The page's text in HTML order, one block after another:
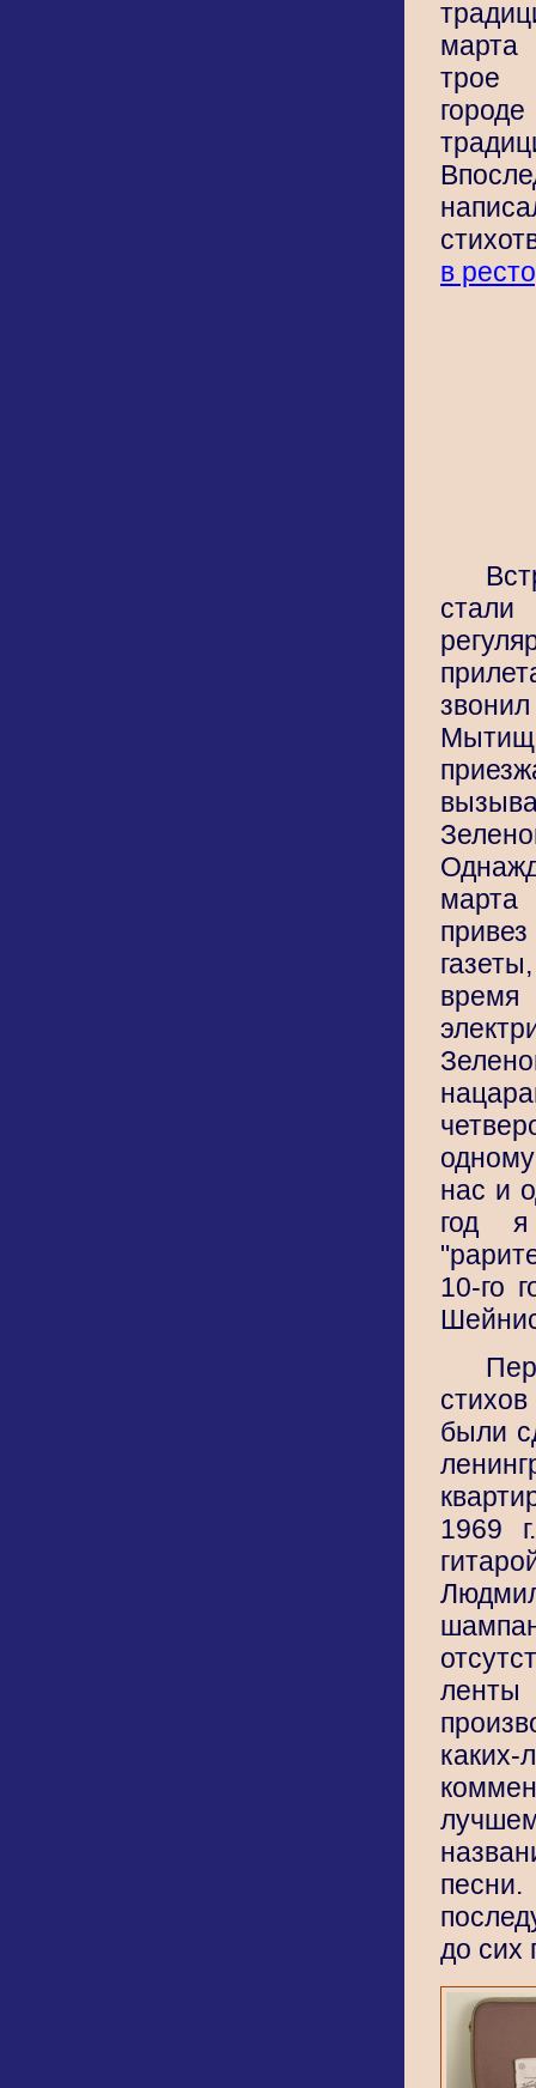
марта
трое
в
нас и
год
10-го
были
1969
каких-
до сих